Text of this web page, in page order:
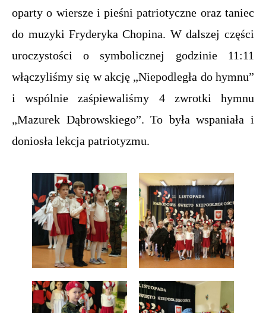
oparty o wiersze i pieśni patriotyczne oraz taniec
do muzyki Fryderyka Chopina. W dalszej części
uroczystości o symbolicznej godzinie 11:11
włączyliśmy się w akcję „Niepodległa do hymnu”
i wspólnie zaśpiewaliśmy 4 zwrotki hymnu
„Mazurek Dąbrowskiego”. To była wspaniała i
doniosła lekcja patriotyzmu.